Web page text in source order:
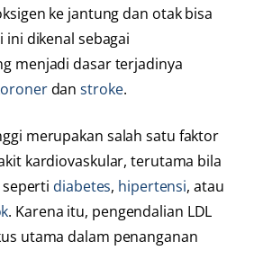
ke jantung dan otak bisa
dikenal sebagai
menjadi dasar terjadinya
danstroke.
merupakan salah satu faktor
kardiovaskular, terutama bila
diabetes, hipertensi, atau
. Karena itu, pengendalian LDL
utama dalam penanganan